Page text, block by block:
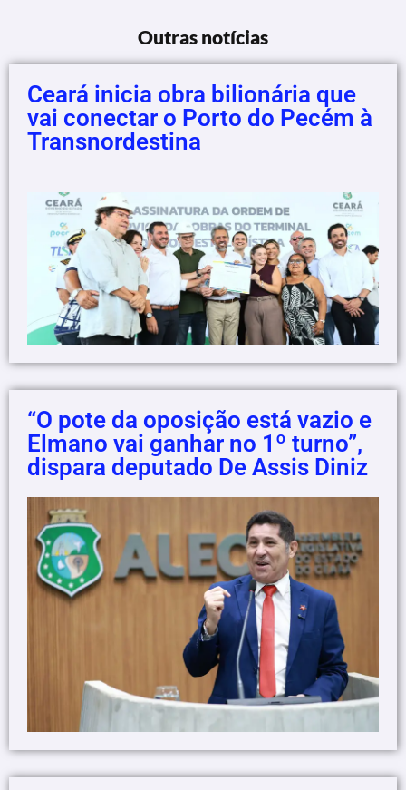
Outras notícias
Ceará inicia obra bilionária que
vai conectar o Porto do Pecém à
Transnordestina
“O pote da oposição está vazio e
Elmano vai ganhar no 1º turno”,
dispara deputado De Assis Diniz